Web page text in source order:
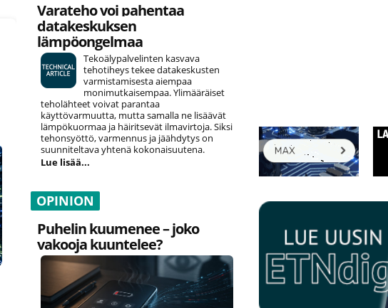
Varateho voi pahentaa
datakeskuksen
lämpöongelmaa
Tekoälypalvelinten kasvava
tehotiheys tekee datakeskusten
varmistamisesta aiempaa
monimutkaisempaa. Ylimääräiset
teholähteet voivat parantaa
käyttövarmuutta, mutta samalla ne lisäävät
lämpökuormaa ja häiritsevät ilmavirtoja. Siksi
tehonsyöttö, varmennus ja jäähdytys on
suunniteltava yhtenä kokonaisuutena.
Lue lisää...
OPINION
Puhelin kuumenee – joko
vakooja kuuntelee?